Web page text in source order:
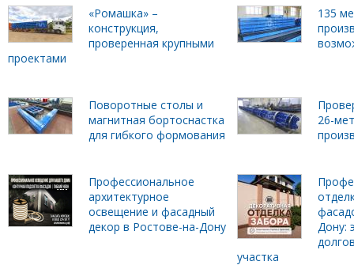
«Ромашка» –
конструкция,
проверенная крупными
проектами
135
Поворотные столы и
магнитная бортоснастка
для гибкого формования
26-
Профессиональное
архитектурное
освещение и фасадный
декор в Ростове-на-Дону
Дону:
участка